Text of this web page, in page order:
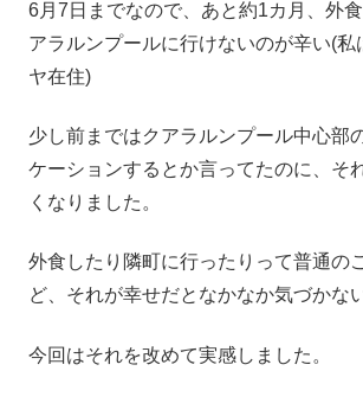
6月7日までなので、あと約1カ月、外
アラルンプールに行けないのが辛い(私
ヤ在住)
少し前まではクアラルンプール中心部
ケーションするとか言ってたのに、そ
くなりました。
外食したり隣町に行ったりって普通の
ど、それが幸せだとなかなか気づかない
今回はそれを改めて実感しました。